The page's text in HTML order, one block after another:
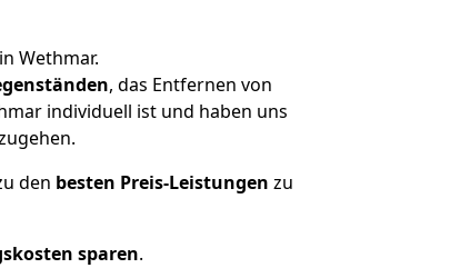
Wethmar.
, das Entfernen von
individuell ist und haben uns
den besten Preis-Leistungen zu
sparen.